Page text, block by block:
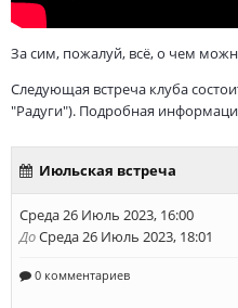
За сим, пожалуй, всё, о чем
Следующая встреча клуба
"Радуги"). Подробная